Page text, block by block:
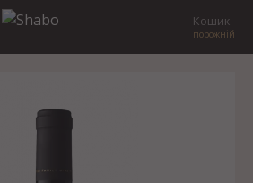
Кошик
порожній